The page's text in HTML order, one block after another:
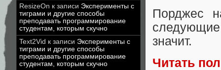
ResizeOn к записи Эксперименты с
тиграми и другие способы
преподавать программирование
студентам, которым скучно
Text2Vid к записи Эксперименты с
тиграми и другие способы
преподавать программирование
студентам, которым скучно
Порджес
значит.
Читать